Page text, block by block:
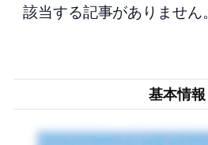
該当する記事がありません。
基本情報